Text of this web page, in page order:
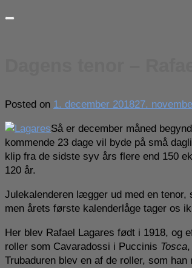
Posted on 1. december 201827.
Så er december måned
kommende 23 dage vil byde på små
klip fra de sidste syv års flere end 150
120 år.
Julekalenderen lægger ud med en
men årets første kalenderlåge tager os
Her blev Rafael Lagares født i 1918, og
roller som Cavaradossi i Puccinis Tosca
Trubaduren blev en af de roller, som